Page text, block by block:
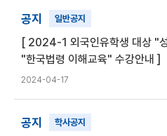
공지 일반공지
[ 2024-1 외국인유학생 대상 "
"한국법령 이해교육" 수강안내 ]
2024-04-17
공지 학사공지